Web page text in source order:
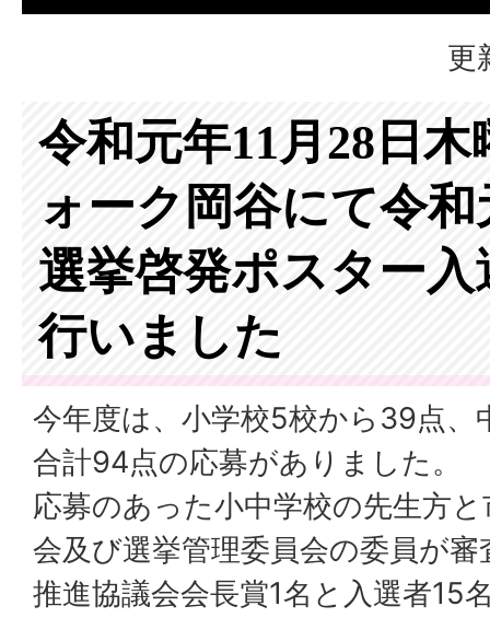
更
令和元年11月28日
ォーク岡谷にて令
選挙啓発ポスター
行いました
今年度は、小学校5校から39点、
合計94点の応募がありました。
応募のあった小中学校の先生方
会及び選挙管理委員会の委員が
推進協議会会長賞1名と入選者15